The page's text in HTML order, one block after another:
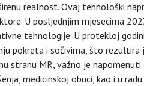
realnost. Ovaj tehnološki
U posljednjim mjesecima
tehnologije. U protekloj
pokreta i sočivima, što
stranu MR, važno je napomenuti
medicinskoj obuci, kao i u radu